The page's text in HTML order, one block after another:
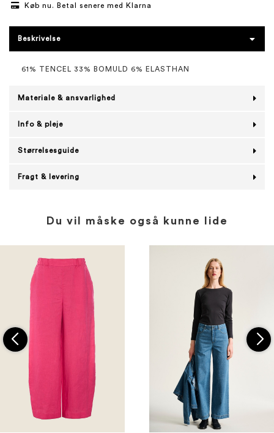
Køb nu. Betal senere med Klarna
Beskrivelse
61% TENCEL 33% BOMULD 6% ELASTHAN
Materiale & ansvarlighed
Info & pleje
Størrelsesguide
Fragt & levering
Du vil måske også kunne lide